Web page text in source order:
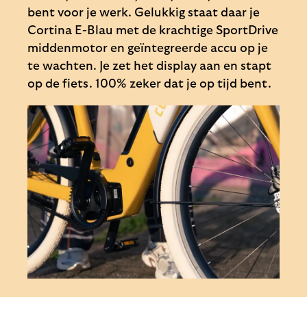
bent voor je werk. Gelukkig staat daar je
Cortina E-Blau met de krachtige SportDrive
middenmotor en geïntegreerde accu op je
te wachten. Je zet het display aan en stapt
op de fiets. 100% zeker dat je op tijd bent.